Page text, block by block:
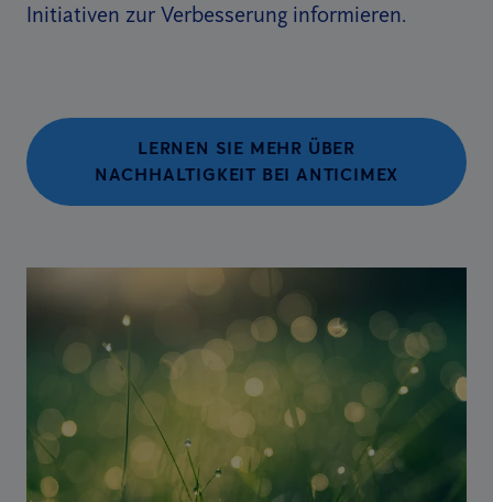
Initiativen zur Verbesserung informieren.
LERNEN SIE MEHR ÜBER
NACHHALTIGKEIT BEI ANTICIMEX